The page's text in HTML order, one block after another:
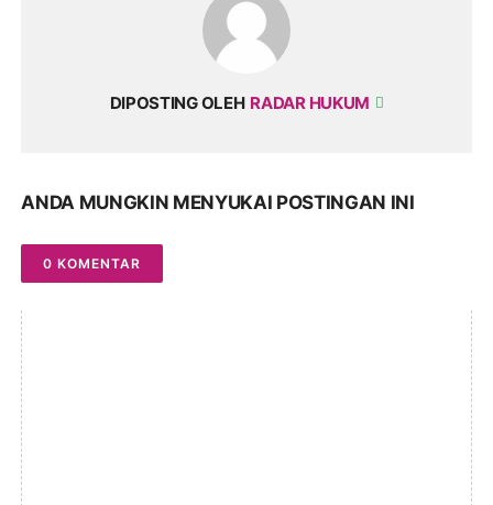
DIPOSTING OLEH RADAR HUKUM
ANDA MUNGKIN MENYUKAI POSTINGAN INI
0 KOMENTAR